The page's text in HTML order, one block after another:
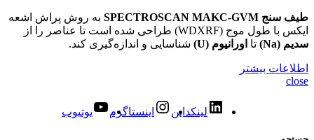
طیف سنج SPECTROSCAN MAKC-GVM
به روش پراش اشعه
ایکس با طول موج (WDXRF) طراحی شده است تا عناصر را از
سدیم (Na)
تا اورانیوم (U) شناسایی و اندازه‌گیری کند.
اطلاعات بیشتر
close
لینکداین اینستاگرم یوتیوب